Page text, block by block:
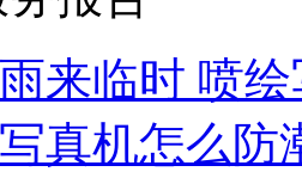
来临时 喷
真机怎么